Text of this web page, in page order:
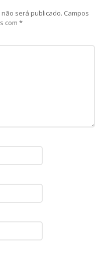
será publicado. Campos
com*